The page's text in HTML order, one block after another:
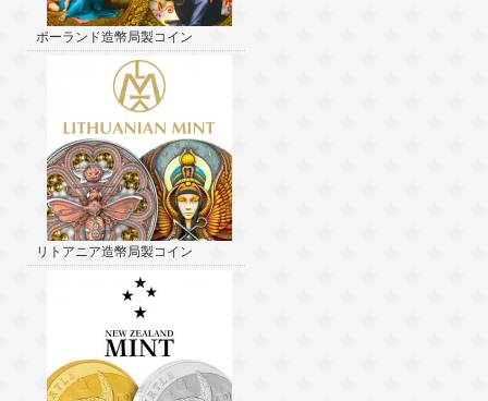
ポーランド造幣局製コイン
リトアニア造幣局製コイン